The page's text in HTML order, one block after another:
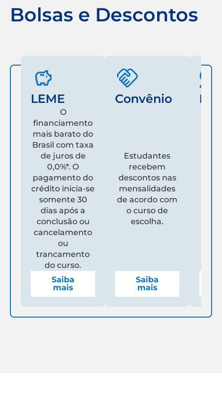
Bolsas e Descontos
LEME
O
financiamento
mais barato do
Brasil com taxa
de juros de
0,0%*. O
pagamento do
crédito inicia-se
somente 30
dias após a
conclusão ou
cancelamento
ou
trancamento
do curso.
Saiba
mais
Convênio
Estudantes
recebem
descontos nas
mensalidades
de acordo com
o curso de
escolha.
Saiba
mais